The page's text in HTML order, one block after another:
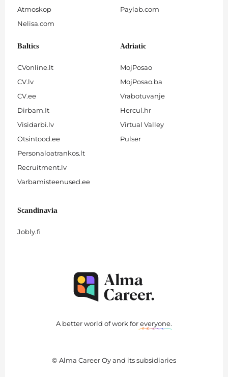
Atmoskop
Nelisa.com
Paylab.com
Baltics
CVonline.lt
CV.lv
CV.ee
Dirbam.It
Visidarbi.lv
Otsintood.ee
Personaloatrankos.lt
Recruitment.lv
Varbamisteenused.ee
Adriatic
MojPosao
MojPosao.ba
Vrabotuvanje
Hercul.hr
Virtual Valley
Pulser
Scandinavia
Jobly.fi
A better world of work foreveryone.
© Alma Career Oy and its subsidiaries